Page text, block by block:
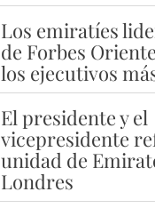
Los emiratíes
de Forbes
los ejecutivos
El presidente y el
vicepresidente
unidad de
Londres